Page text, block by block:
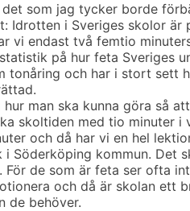
som jag tycker borde
Idrotten i Sveriges skolor är
vi endast två femtio
på hur feta Sveriges
tonåring och har i stort sett
man ska kunna göra så
skoltiden med tio minuter i
och då har vi en hel
i Söderköping kommun. Det
För de som är feta ser ofta
och då är skolan ett
de behöver.